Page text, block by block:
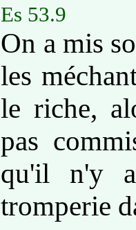
Es 53.9
On a mis
les
le riche,
pas
qu'il n'y
tromperie